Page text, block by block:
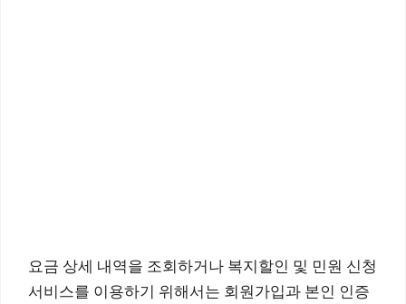
요금 상세 내역을 조회하거나 복지할인 및 민원 신청
서비스를 이용하기 위해서는 회원가입과 본인 인증